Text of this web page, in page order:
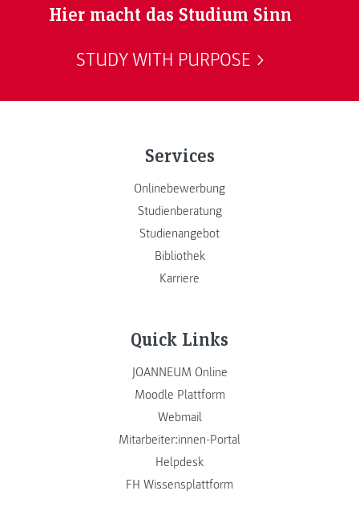
Hier macht das Studium Sinn
STUDY WITH PURPOSE
Services
Onlinebewerbung
Studienberatung
Studienangebot
Bibliothek
Karriere
Quick Links
JOANNEUM Online
Moodle Plattform
Webmail
Mitarbeiter:innen-Portal
Helpdesk
FH Wissensplattform